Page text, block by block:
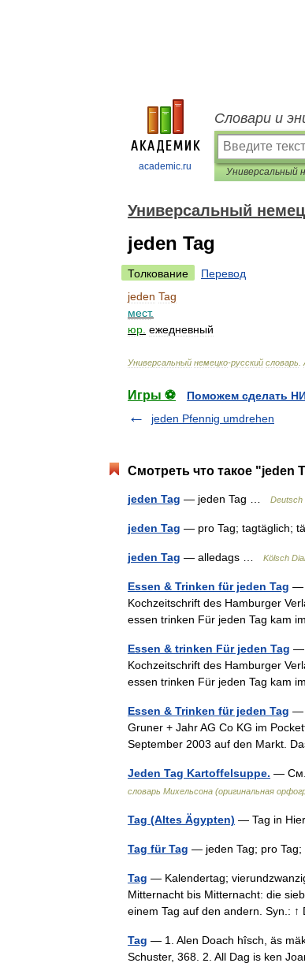
academic.ru
Словари и
Универсальный
jeden Tag
Толкование
Перевод
jeden Tag
мест.
юр ежедневный
Универсальный немецко-русский словарь
Игры ⚽
Поможем сделать
jeden Pfennig umdrehen
Смотреть что такое "jeden
jeden Tag — jeden Tag … Deutsch
jeden Tag — pro Tag; tagtäglich;
jeden Tag — alledags … Kölsch
Essen & Trinken für jeden Tag —
Kochzeitschrift des Hamburger
essen trinken Für jeden Tag kam
Essen & trinken Für jeden Tag —
Kochzeitschrift des Hamburger
essen trinken Für jeden Tag kam
Essen & Trinken für jeden Tag —
Gruner + Jahr AG Co KG im
September 2003 auf den Markt.
Jeden Tag Kartoffelsuppe. — См.
словарь Михельсона (оригинальная
Tag (Altes Ägypten) — Tag in
Tag für Tag — jeden Tag; pro
Tag — Kalendertag;
Mitternacht bis Mitternacht: die
einem Tag auf den andern. Syn.:
Tag — 1. Alen Doach hîsch, äs
Schuster, 368. 2. All Dag is ken